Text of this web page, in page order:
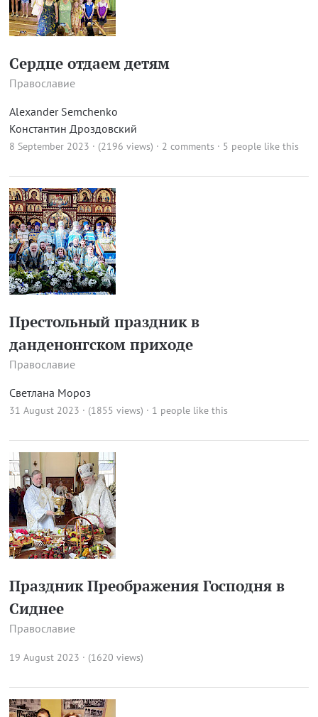
Сердце отдаем детям
Православие
Alexander Semchenko
Константин Дроздовский
8 September 2023 · (2196 views) · 2 comments · 5 people like this
Престольный праздник в
данденонгском приходе
Православие
Светлана Мороз
31 August 2023 · (1855 views) · 1 people like this
Праздник Преображения Господня в
Сиднее
Православие
19 August 2023 · (1620 views)